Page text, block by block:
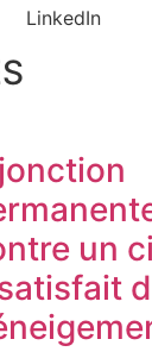
LinkedIn
un